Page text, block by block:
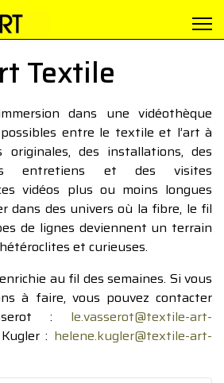
Textile
dans une vidéothèque
entre le textile et l’art à
des installations, des
entretiens et des visites
vidéos plus ou moins longues
dans des univers où la fibre, le fil
de lignes deviennent un terrain
et curieuses.
au fil des semaines. Si vous
à faire, vous pouvez contacter
: le.vasserot@textile-art-
: helene.kugler@textile-art-